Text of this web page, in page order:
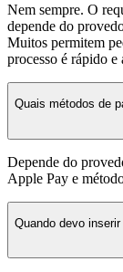
Nem sempre. O
depende do
Muitos permitem
processo é rápido e
Quais métodos de
Depende do
Apple Pay e
Quando devo